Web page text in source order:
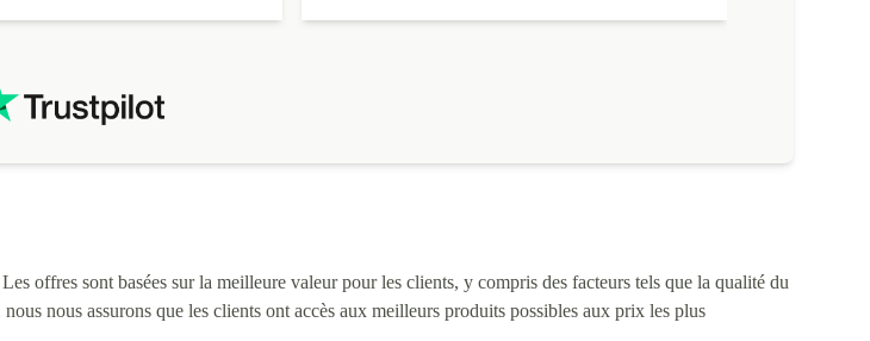
offres sont basées sur la meilleure valeur pour les clients, y compris des facteurs tels que la qualité du
nous assurons que les clients ont accès aux meilleurs produits possibles aux prix les plus